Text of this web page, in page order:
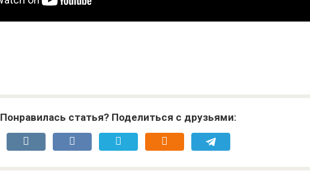
Понравилась статья? Поделиться с друзьями: